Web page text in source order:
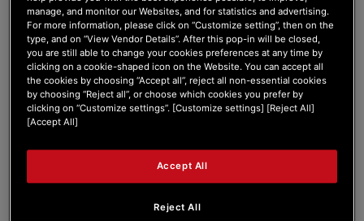
€ 34,99
IN WINKELWAGEN
VERLANGLIJST
manage, and monitor our Websites, and for statistics and advertising.
For more information, please click on “Customize setting”, then on the
type, and on “View Vendor Details”. After this pop-in will be closed,
you are still able to change your cookies preferences at any time by
clicking on a cookie-shaped icon on the Website. You can accept all
the cookies by choosing “Accept all”, reject all non-essential cookies
by choosing “Reject all”, or choose which cookies you prefer by
clicking on “Customize settings”. [Customize settings] [Reject All]
[Accept All]
Reject All
Accept All